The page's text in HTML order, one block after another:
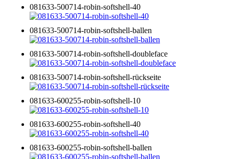
081633-500714-robin-softshell-40
081633-500714-robin-softshell-ballen
081633-500714-robin-softshell-doubleface
081633-500714-robin-softshell-rückseite
081633-600255-robin-softshell-10
081633-600255-robin-softshell-40
081633-600255-robin-softshell-ballen